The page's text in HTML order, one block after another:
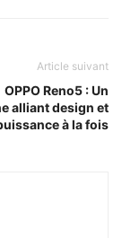
Article suivant
OPPO Reno5 : Un
alliant design et
à la fois